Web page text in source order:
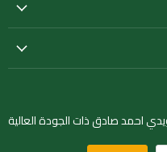
احمد صادق ذات الجودة العالية